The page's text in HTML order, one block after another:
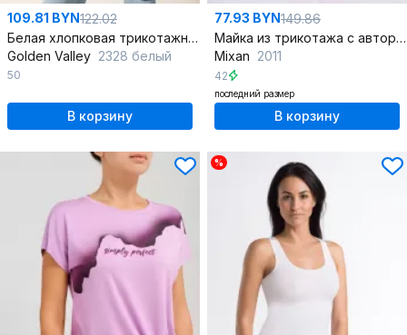
109.81 BYN122.02
Белая хлопковая трикотажная футболка с круглым вырезом
Golden Valley 2328 белый
50
В корзину
77.93 BYN149.86
Майка из трикотажа с авторским принтом и коротким рукавом
Mixan 2011
42
последний размер
В корзину
%